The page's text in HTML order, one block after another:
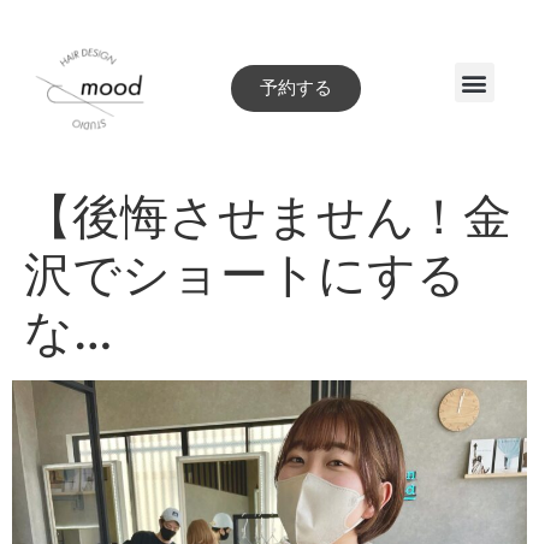
予約する
【後悔させません！金
沢でショートにする
な…